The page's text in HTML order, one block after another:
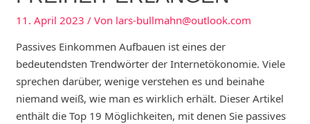
11. April 2023 / Von lars-bullmahn@outlook.com
Passives Einkommen Aufbauen ist eines der
bedeutendsten Trendwörter der Internetökonomie. Viele
sprechen darüber, wenige verstehen es und beinahe
niemand weiß, wie man es wirklich erhält. Dieser Artikel
enthält die Top 19 Möglichkeiten, mit denen Sie passives